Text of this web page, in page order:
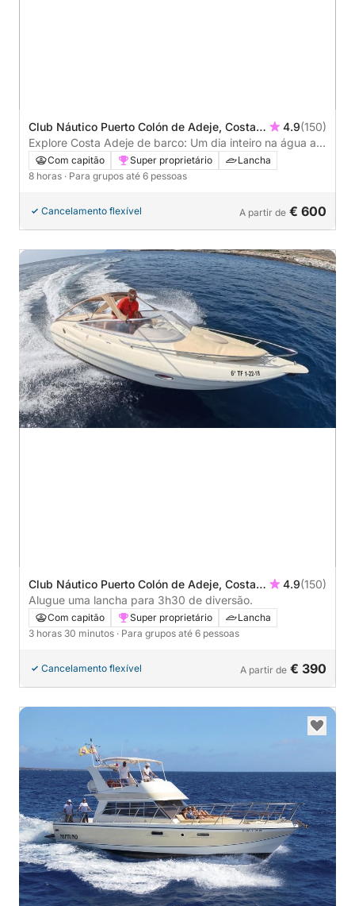
Club Náutico Puerto Colón de Adeje, Costa
Adeje, Spain
4.9(150)
Explore Costa Adeje de barco: Um dia inteiro na água a
bordo de uma lancha.
Com capitão Super proprietário
Lancha
8 horas · Para grupos até 6 pessoas
Cancelamento flexível A partir de € 600
Club Náutico Puerto Colón de Adeje, Costa
Adeje, Spain
4.9(150)
Alugue uma lancha para 3h30 de diversão.
Com capitão Super proprietário
Lancha
3 horas 30 minutos · Para grupos até 6 pessoas
Cancelamento flexível A partir de € 390